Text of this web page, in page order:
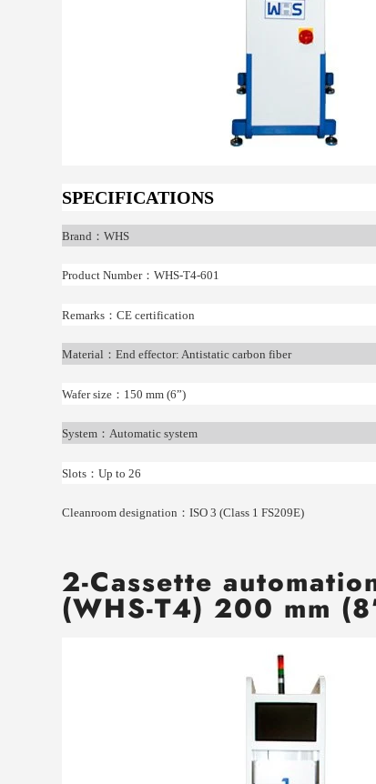
SPECIFICATIONS
Brand ： WHS
Product Number： WHS-T4-601
Remarks： CE certification
Material ： End effector: Antistatic carbon fiber
Wafer size： 150 mm (6”)
System： Automatic system
Slots： Up to 26
Cleanroom designation ： ISO 3 (Class 1 FS209E)
2-Cassette
(WHS-T4) 200 mm